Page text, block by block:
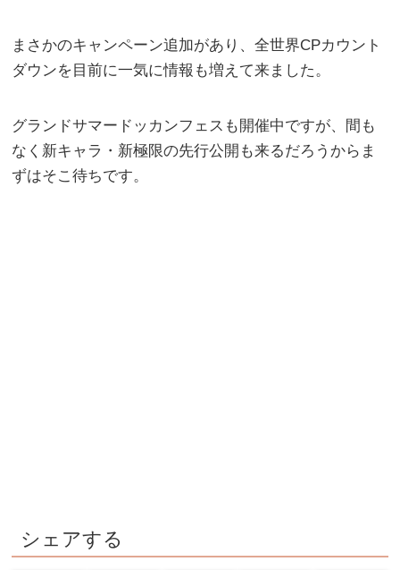
まさかのキャンペーン追加があり、全世界CPカウント
ダウンを目前に一気に情報も増えて来ました。
グランドサマードッカンフェスも開催中ですが、間も
なく新キャラ・新極限の先行公開も来るだろうからま
ずはそこ待ちです。
シェアする